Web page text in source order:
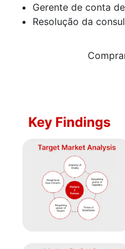
Gerente de conta
Resolução da